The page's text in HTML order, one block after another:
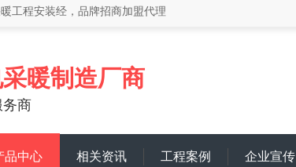
工程安装经，品牌招商加盟代理
暖制造厂商
务商
品中心 相关资讯 工程案例 企业宣传